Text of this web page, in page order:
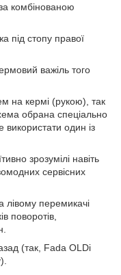
комбінованою
під стопу правої
важіль того
на кермі (рукою), так
обрана спеціально
один із
зрозумілі навіть
сервісних
лівому перемикачі
поворотів,
(так, Fada OLDi